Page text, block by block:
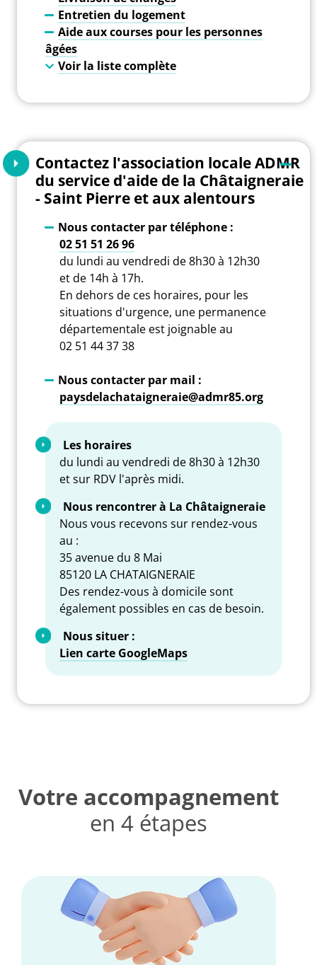
Entretien du logement
Aide aux courses pour les personnes
âgées
Voir la liste complète
Contactez l'association locale ADMR
du service d'aide de la Châtaigneraie
- Saint Pierre et aux alentours
Nous contacter par téléphone :
02 51 51 26 96
du lundi au vendredi de 8h30 à 12h30
et de 14h à 17h.
En dehors de ces horaires, pour les
situations d'urgence, une permanence
départementale est joignable au
02 51 44 37 38
Nous contacter par mail :
paysdelachataigneraie@admr85.org
Les horaires
du lundi au vendredi de 8h30 à 12h30
et sur RDV l'après midi.
Nous rencontrer à La Châtaigneraie
Nous vous recevons sur rendez-vous
au :
35 avenue du 8 Mai
85120 LA CHATAIGNERAIE
Des rendez-vous à domicile sont
également possibles en cas de besoin.
Nous situer :
Lien carte GoogleMaps
Votre accompagnement
en 4 étapes